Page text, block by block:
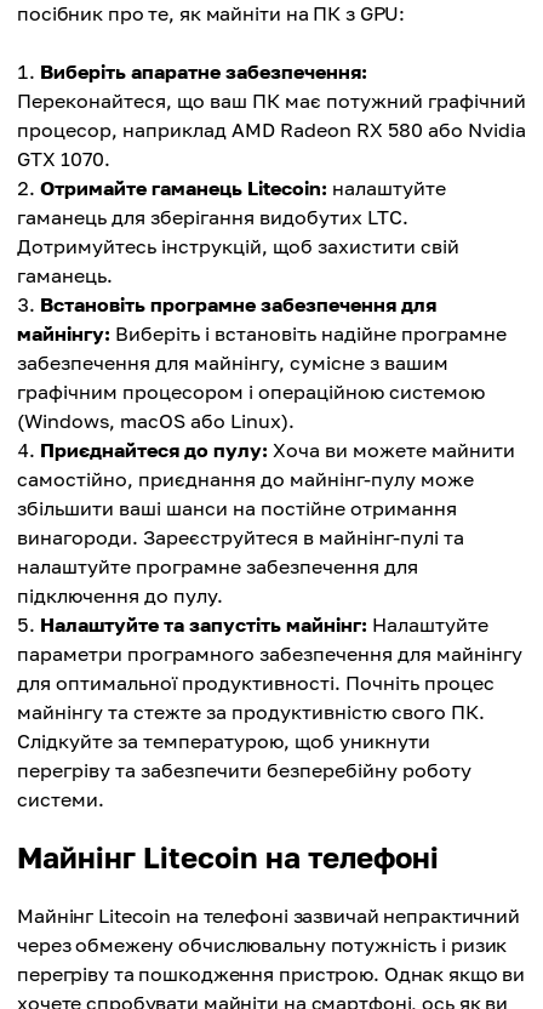
посібник про те, як майніти на ПК з GPU:
Виберіть апаратне забезпечення:
Переконайтеся, що ваш ПК має потужний графічний
процесор, наприклад AMD Radeon RX 580 або Nvidia
GTX 1070.
Отримайте гаманець Litecoin: налаштуйте
гаманець для зберігання видобутих LTC.
Дотримуйтесь інструкцій, щоб захистити свій
гаманець.
Встановіть програмне забезпечення для
майнінгу: Виберіть і встановіть надійне програмне
забезпечення для майнінгу, сумісне з вашим
графічним процесором і операційною системою
(Windows, macOS або Linux).
Приєднайтеся до пулу: Хоча ви можете майнити
самостійно, приєднання до майнінг-пулу може
збільшити ваші шанси на постійне отримання
винагороди. Зареєструйтеся в майнінг-пулі та
налаштуйте програмне забезпечення для
підключення до пулу.
Налаштуйте та запустіть майнінг: Налаштуйте
параметри програмного забезпечення для майнінгу
для оптимальної продуктивності. Почніть процес
майнінгу та стежте за продуктивністю свого ПК.
Слідкуйте за температурою, щоб уникнути
перегріву та забезпечити безперебійну роботу
системи.
Майнінг Litecoin на телефоні
Майнінг Litecoin на телефоні зазвичай непрактичний
через обмежену обчислювальну потужність і ризик
перегріву та пошкодження пристрою. Однак якщо ви
хочете спробувати майніти на смартфоні, ось як ви